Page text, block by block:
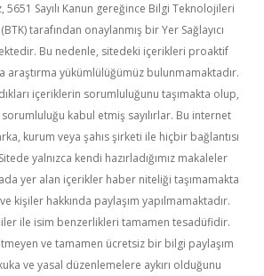
5651 Sayılı Kanun gereğince Bilgi Teknolojileri
tarafından onaylanmış bir Yer Sağlayıcı
Bu nedenle, sitedeki içerikleri proaktif
araştırma yükümlülüğümüz bulunmamaktadır.
içeriklerin sorumluluğunu taşımakta olup,
kabul etmiş sayılırlar. Bu internet
kurum veya şahıs şirketi ile hiçbir bağlantısı
yalnızca kendi hazırladığımız makaleler
yer alan içerikler haber niteliği taşımamakta
kişiler hakkında paylaşım yapılmamaktadır.
ile isim benzerlikleri tamamen tesadüfidir.
ve tamamen ücretsiz bir bilgi paylaşım
ve yasal düzenlemelere aykırı olduğunu